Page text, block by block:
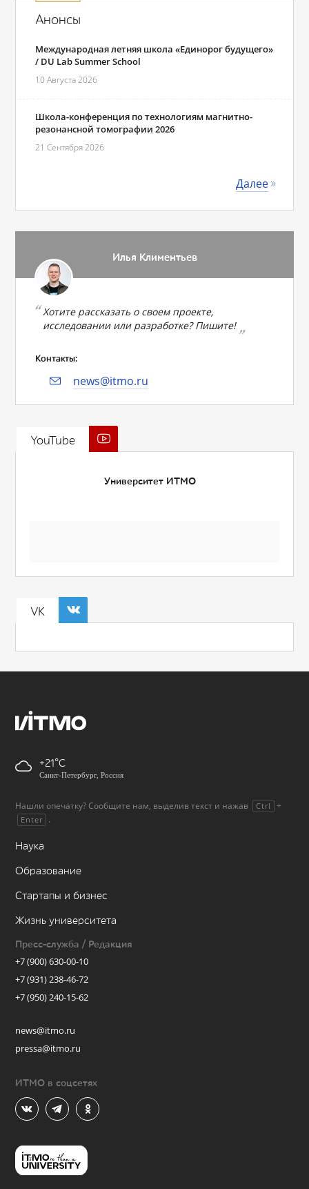
Анонсы
Международная летняя школа «Единорог будущего»
/ DU Lab Summer School
10 Августа 2026
Школа-конференция по технологиям магнитно-
резонансной томографии 2026
21 Сентября 2026
Далее
Илья Климентьев
Хотите рассказать о своем проекте,
исследовании или разработке? Пишите!
Контакты:
news@itmo.ru
YouTube
Университет ИТМО
VK
+21
Санкт-Петербург, Россия
Нашли опечатку? Сообщите нам, выделив текст и нажав Ctrl +
Enter .
Наука
Образование
Стартапы и бизнес
Жизнь университета
Пресс-служба / Редакция
+7 (900) 630-00-10
+7 (931) 238-46-72
+7 (950) 240-15-62
news@itmo.ru
pressa@itmo.ru
ИТМО в соцсетях